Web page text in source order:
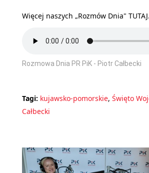
Więcej naszych „Rozmów Dnia" TUTAJ.
Rozmowa Dnia PR PiK - Piotr Całbecki
Tagi: kujawsko-pomorskie, Święto
Całbecki